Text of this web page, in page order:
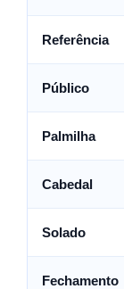
Referência
Público
Palmilha
Cabedal
Solado
Fechamento